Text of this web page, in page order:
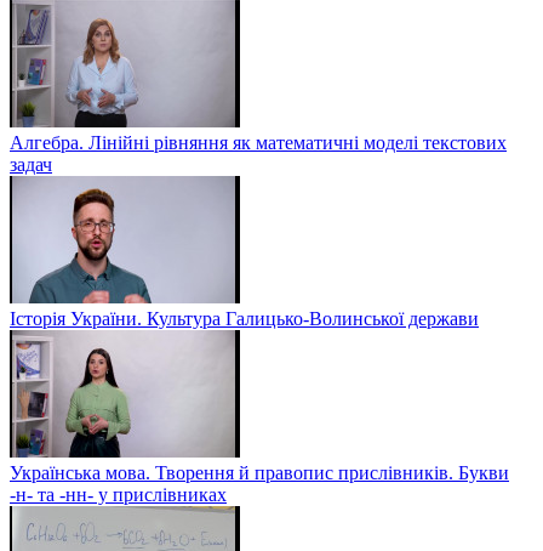
Алгебра. Лінійні рівняння як математичні моделі текстових
задач
Історія України. Культура Галицько-Волинської держави
Українська мова. Творення й правопис прислівників. Букви
-н- та -нн- у прислівниках